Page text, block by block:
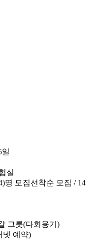
일
실
명 모집선착순 모집 / 14
그릇(다회용기)
넷 예약)